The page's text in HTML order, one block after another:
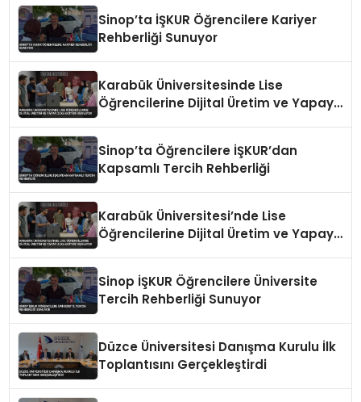
Sinop’ta İŞKUR Öğrencilere Kariyer
Rehberliği Sunuyor
Karabük Üniversitesinde Lise
Öğrencilerine Dijital Üretim ve Yapay
Sinop’ta Öğrencilere İŞKUR’dan
Kapsamlı Tercih Rehberliği
Karabük Üniversitesi’nde Lise
Öğrencilerine Dijital Üretim ve Yapay
Sinop İŞKUR Öğrencilere Üniversite
Tercih Rehberliği Sunuyor
Düzce Üniversitesi Danışma Kurulu İlk
Toplantısını Gerçekleştirdi